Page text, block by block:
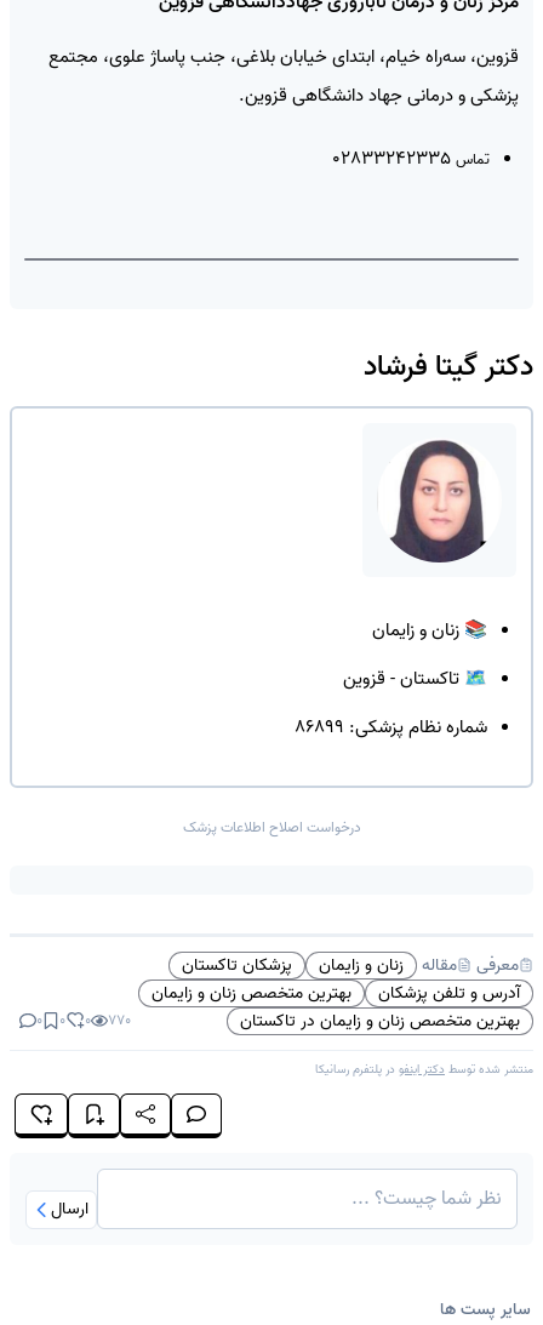
قزوین، سه‌راه خیام، ابتدای خیابان بلاغی، جنب پاساژ علوی، مجتمع
پزشکی و درمانی جهاد دانشگاهی قزوین.
تماس
دکتر گیتا فرشاد
📚 زنان و زایمان
🗺️ تاکستان - قزوین
شماره نظام پزشکی: 86899
درخواست اصلاح اطلاعات پزشک
معرفی مقاله زنان و زایمان
پزشکان تاکستان
آدرس و تلفن پزشکان
بهترین متخصص زنان و زایمان
بهترین متخصص زنان و زایمان در تاکستان
770
0
0
0
منتشر شده توسط دکتر اینفو در پلتفرمرسانیکا
ارسال
سایر پست ها